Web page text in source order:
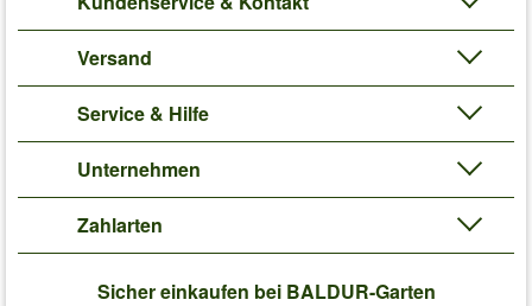
Versand
Service & Hilfe
Unternehmen
Zahlarten
Sicher einkaufen bei BALDUR-Garten